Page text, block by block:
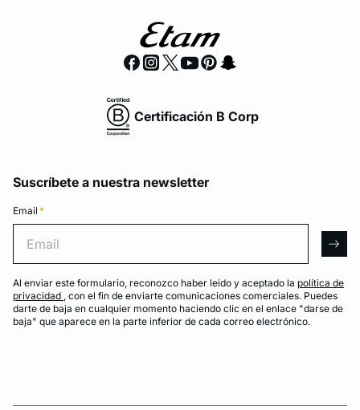
Certificación B Corp
Suscríbete a nuestra newsletter
Email *
Al enviar este formulario, reconozco haber leído y aceptado la política de
privacidad , con el fin de enviarte comunicaciones comerciales. Puedes
darte de baja en cualquier momento haciendo clic en el enlace "darse de
baja" que aparece en la parte inferior de cada correo electrónico.